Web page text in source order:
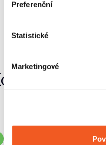
Preferenční
Statistické
Marketingové
asistent
vyplňování složitých